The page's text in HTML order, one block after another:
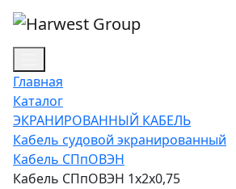
Главная
Каталог
ЭКРАНИРОВАННЫЙ КАБЕЛЬ
Кабель судовой экранированный
Кабель СПпОВЭН
Кабель СПпОВЭН 1х2х0,75